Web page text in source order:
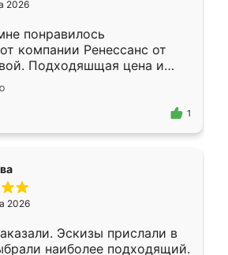
2026
понравилось
компании Ренессанс от
Подходяшщая цена и
изготовления. Приехавший
Владислав
эскизу самый
1
2026
Эскизы прислали в
наиболее подходящий.